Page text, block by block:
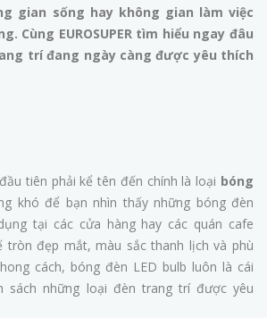
gian sống hay không gian làm việc
Cùng EUROSUPER tìm hiểu ngay đâu
trí đang ngày càng được yêu thích
tiên phải kể tên đến chính là loại bóng
khó để bạn nhìn thấy những bóng đèn
tại các cửa hàng hay các quán cafe
tròn đẹp mắt, màu sắc thanh lịch và phù
cách, bóng đèn LED bulb luôn là cái
sách những loại đèn trang trí được yêu